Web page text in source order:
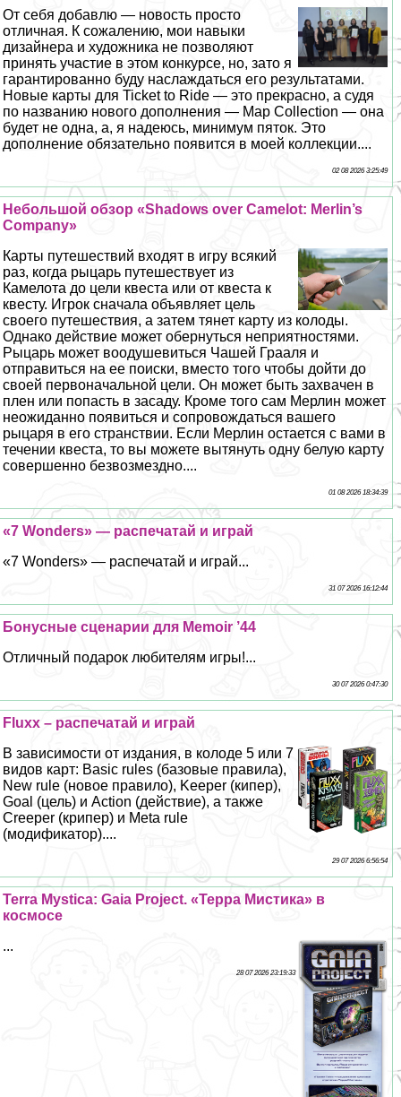
От себя добавлю — новость просто
отличная. К сожалению, мои навыки
дизайнера и художника не позволяют
принять участие в этом конкурсе, но, зато я
гарантированно буду наслаждаться его результатами.
Новые карты для Ticket to Ride — это прекрасно, а судя
по названию нового дополнения — Map Collection — она
будет не одна, а, я надеюсь, минимум пяток. Это
дополнение обязательно появится в моей коллекции....
02 08 2026 3:25:49
Небольшой обзор «Shadows over Camelot: Merlin’s
Company»
Карты путешествий входят в игру всякий
раз, когда рыцарь путешествует из
Камелота до цели квеста или от квеста к
квесту. Игрок сначала объявляет цель
своего путешествия, а затем тянет карту из колоды.
Однако действие может обернуться неприятностями.
Рыцарь может воодушевиться Чашей Грааля и
отправиться на ее поиски, вместо того чтобы дойти до
своей первоначальной цели. Он может быть захвачен в
плен или попасть в засаду. Кроме того сам Мерлин может
неожиданно появиться и сопровождаться вашего
рыцаря в его стрaнcтвии. Если Мерлин остается с вами в
течении квеста, то вы можете вытянуть одну белую карту
совершенно безвозмездно....
01 08 2026 18:34:39
«7 Wonders» — распечатай и играй
«7 Wonders» — распечатай и играй...
31 07 2026 16:12:44
Бонусные сценарии для Memoir ’44
Отличный подарок любителям игры!...
30 07 2026 0:47:30
Fluxx – распечатай и играй
В зависимости от издания, в колоде 5 или 7
видов карт: Basic rules (базовые правила),
New rule (новое правило), Keeper (кипер),
Goal (цель) и Action (действие), а также
Creeper (крипер) и Meta rule
(модификатор)....
29 07 2026 6:56:54
Terra Mystica: Gaia Project. «Терра Мистика» в
космосе
...
28 07 2026 23:19:33